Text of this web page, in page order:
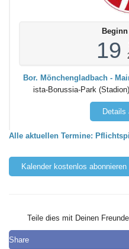
19
Bor. Mönchengladbach -
ista-Borussia-Park
Details
Alle aktuellen Termine:
Kalender kostenlos abonnieren
Teile dies mit Deinen
Share